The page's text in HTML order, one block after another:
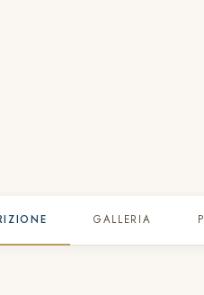
GALLERIA